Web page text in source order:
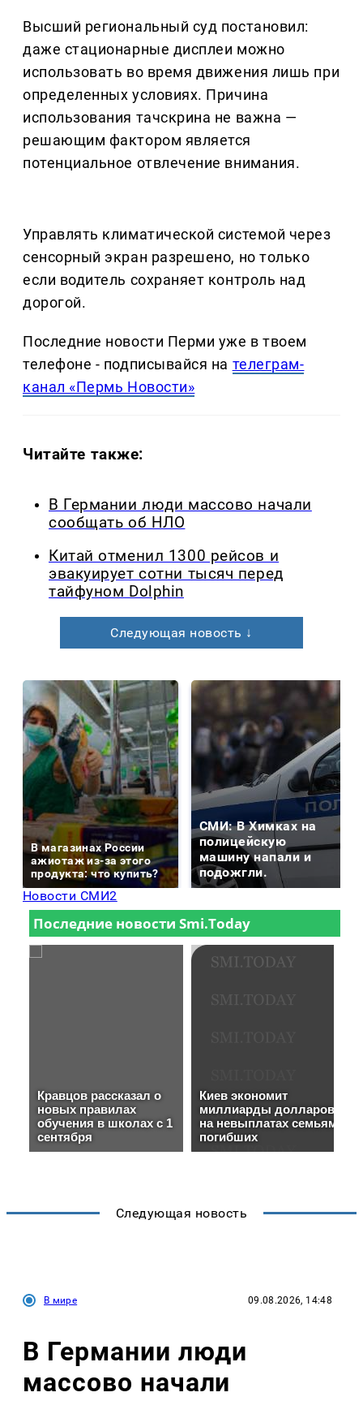
Высший региональный суд постановил:
даже стационарные дисплеи можно
использовать во время движения лишь при
определенных условиях. Причина
использования тачскрина не важна —
решающим фактором является
потенциальное отвлечение внимания.
Управлять климатической системой через
сенсорный экран разрешено, но только
если водитель сохраняет контроль над
дорогой.
Последние новости Перми уже в твоем
телефоне - подписывайся на телеграм-
канал «Пермь Новости»
Читайте также:
В Германии люди массово начали
сообщать об НЛО
Китай отменил 1300 рейсов и
эвакуирует сотни тысяч перед
тайфуном Dolphin
Следующая новость ↓
В магазинах России
ажиотаж из-за этого
продукта: что купить?
СМИ: В Химках на
полицейскую
машину напали и
подожгли.
Новости СМИ2
Следующая новость
В мире 09.08.2026, 14:48
В Германии люди
массово начали